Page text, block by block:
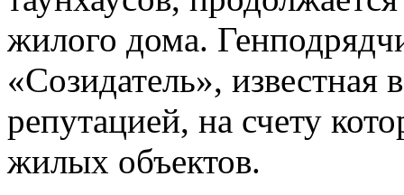
жилого дома.
«Созидатель», известная
репутацией, на счету
жилых объектов.